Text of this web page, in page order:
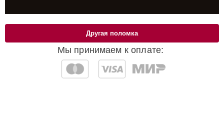
Мы принимаем к оплате:
Другая поломка